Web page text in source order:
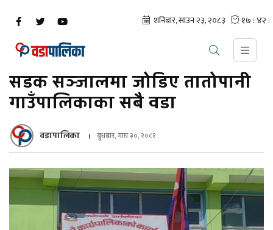
सडक सञ्जालमा जोडिए तातोपानी
गाउँपालिकाका सबै वडा
वडापालिका बुधबार, माघ ३०, २०८१